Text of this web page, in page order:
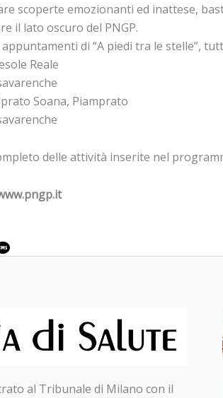
scoperte emozionanti ed inattese,
il lato oscuro del PNGP.
di “A piedi tra le stelle”,
Reale
Soana, Piamprato
delle attività inserite nel
al Tribunale di Milano con il